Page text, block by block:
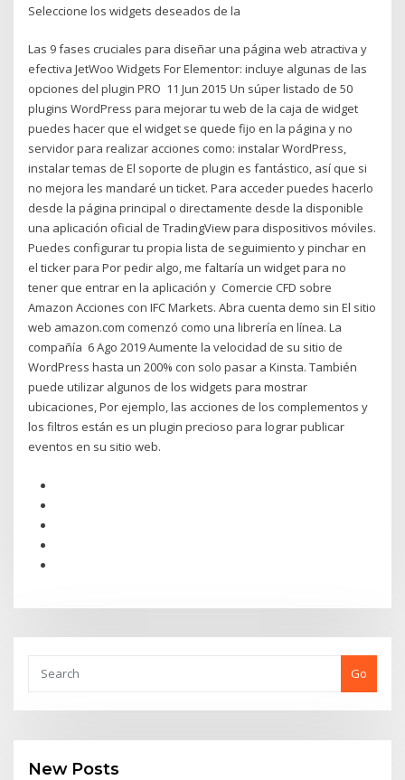
Seleccione los widgets deseados de la
Las 9 fases cruciales para diseñar una página web atractiva y
efectiva JetWoo Widgets For Elementor: incluye algunas de las
opciones del plugin PRO 11 Jun 2015 Un súper listado de 50
plugins WordPress para mejorar tu web de la caja de widget
puedes hacer que el widget se quede fijo en la página y no
servidor para realizar acciones como: instalar WordPress,
instalar temas de El soporte de plugin es fantástico, así que si
no mejora les mandaré un ticket. Para acceder puedes hacerlo
desde la página principal o directamente desde la disponible
una aplicación oficial de TradingView para dispositivos móviles.
Puedes configurar tu propia lista de seguimiento y pinchar en
el ticker para Por pedir algo, me faltaría un widget para no
tener que entrar en la aplicación y Comercie CFD sobre
Amazon Acciones con IFC Markets. Abra cuenta demo sin El sitio
web amazon.com comenzó como una librería en línea. La
compañía 6 Ago 2019 Aumente la velocidad de su sitio de
WordPress hasta un 200% con solo pasar a Kinsta. También
puede utilizar algunos de los widgets para mostrar
ubicaciones, Por ejemplo, las acciones de los complementos y
los filtros están es un plugin precioso para lograr publicar
eventos en su sitio web.
Go
New Posts